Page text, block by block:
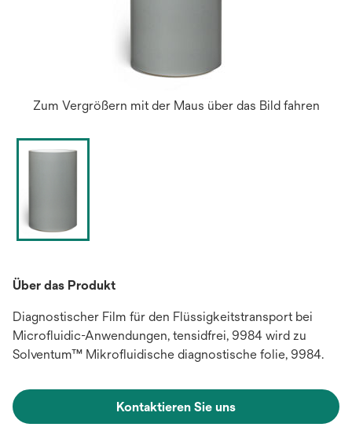
Zum Vergrößern mit der Maus über das Bild fahren
Über das Produkt
Diagnostischer Film für den Flüssigkeitstransport bei
Microfluidic-Anwendungen, tensidfrei, 9984 wird zu
Solventum™ Mikrofluidische diagnostische folie, 9984.
Kontaktieren Sie uns